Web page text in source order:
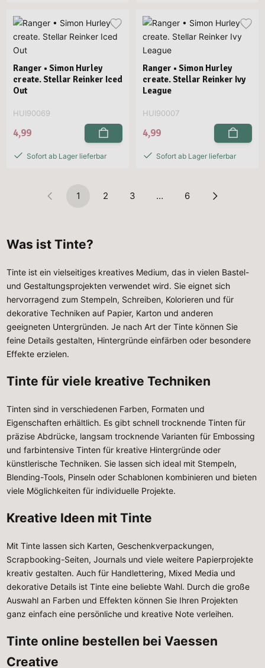
Ranger • Simon Hurley
create. Stellar Reinker Iced
Out
HUI90069
4,99
Sofort ab Lager lieferbar
Ranger • Simon Hurley
create. Stellar Reinker Ivy
League
HUI90007
4,99
Sofort ab Lager lieferbar
1 2 3 … 6
Was ist Tinte?
Tinte ist ein vielseitiges kreatives Medium, das in vielen Bastel-
und Gestaltungsprojekten verwendet wird. Sie eignet sich
hervorragend zum Stempeln, Schreiben, Kolorieren und für
dekorative Techniken auf Papier, Karton und anderen
geeigneten Untergründen. Je nach Art der Tinte können Sie
feine Details gestalten, Hintergründe einfärben oder besondere
Effekte erzielen.
Tinte für viele kreative Techniken
Tinten sind in verschiedenen Farben, Formaten und
Eigenschaften erhältlich. Es gibt schnell trocknende Tinten für
präzise Abdrücke, langsam trocknende Varianten für Embossing
und farbintensive Tinten für kreative Hintergründe oder
künstlerische Techniken. Sie lassen sich ideal mit Stempeln,
Blending-Tools, Pinseln oder Schablonen kombinieren und bieten
viele Möglichkeiten für individuelle Projekte.
Kreative Ideen mit Tinte
Mit Tinte lassen sich Karten, Geschenkverpackungen,
Scrapbooking-Seiten, Journals und viele weitere Papierprojekte
kreativ gestalten. Auch für Handlettering, Mixed Media und
dekorative Details ist Tinte eine beliebte Wahl. Durch die große
Auswahl an Farben und Effekten können Sie Ihren Projekten
ganz einfach eine persönliche und kreative Note verleihen.
Tinte online bestellen bei Vaessen
Creative